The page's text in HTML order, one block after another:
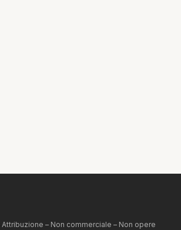
– Non commerciale – Non opere